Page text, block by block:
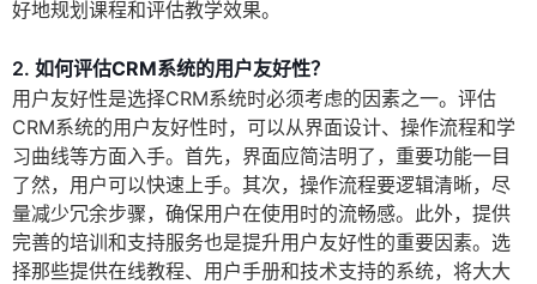
好地规划课程和评估教学效果。
2. 如何评估CRM系统的用户友好性？
用户友好性是选择CRM系统时必须考虑的因素之一。评估
CRM系统的用户友好性时，可以从界面设计、操作流程和学
习曲线等方面入手。首先，界面应简洁明了，重要功能一目
了然，用户可以快速上手。其次，操作流程要逻辑清晰，尽
量减少冗余步骤，确保用户在使用时的流畅感。此外，提供
完善的培训和支持服务也是提升用户友好性的重要因素。选
择那些提供在线教程、用户手册和技术支持的系统，将大大